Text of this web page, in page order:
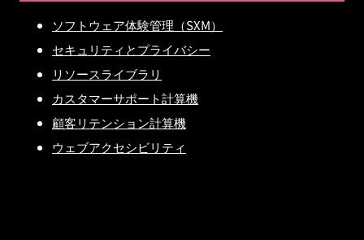
ソフトウェア体験管理（SXM）
セキュリティとプライバシー
リソースライブラリ
カスタマーサポート計算機
顧客リテンション計算機
ウェブアクセシビリティ